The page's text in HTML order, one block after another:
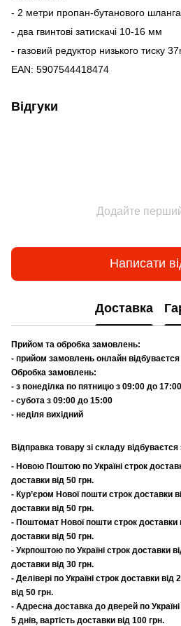
- 2 метри пропан-бутанового шланга
- два гвинтові затискачі 10-16 мм
- газовий редуктор низького тиску
EAN: 5907544418474
Відгуки
Додайте перший
Написати
Доставка
Прийом та обробка замовлень:
- прийом замовлень онлайн
Обробка замовлень:
- з понеділка по пятницю з 09:00 до 17:00
- субота з 09:00 до 15:00
- неділя вихідний
Відправка товару зі складу
- Новою Поштою по Україні строк
доставки від 50 грн.
- Кур’єром Нової пошти строк доставки
доставки від 50 грн.
- Поштомат Нової пошти строк доставки
доставки від 50 грн.
- Укрпоштою по Україні строк доставки
доставки від 30 грн.
- Делівері по Україні строк доставки від
від 50 грн.
- Адресна доставка до дверей по
5 днів, вартість доставки від 100 грн.